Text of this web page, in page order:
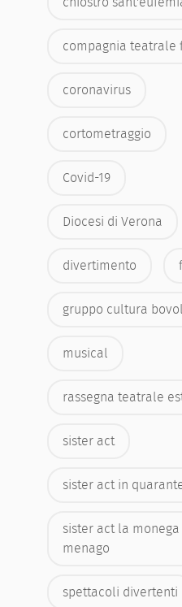
compagnia teatrale
coronavirus
cortometraggio
Covid-19
Diocesi di Verona
divertimento
gruppo cultura
musical
rassegna teatrale
sister act
sister act in
sister act la
menago
spettacoli divertenti